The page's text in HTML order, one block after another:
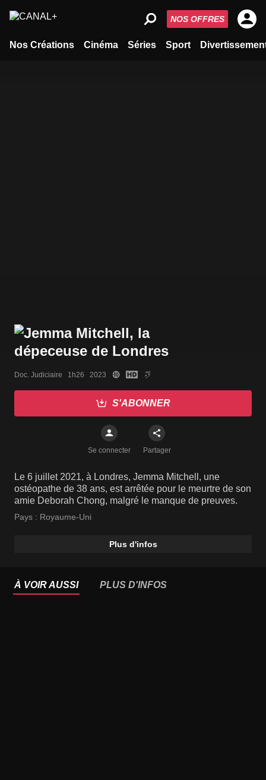
Nos Créations Cinéma Séries Sport
NOS OFFRES
Doc. Judiciaire   1h26   2023
S'ABONNER
Se connecter Partager
Le 6 juillet 2021, à Londres, Jemma Mitchell, une
ostéopathe de 38 ans, est arrêtée pour le meurtre de son
amie Deborah Chong, malgré le manque de preuves.
Pays : Royaume-Uni
Plus d'infos
À VOIR AUSSI PLUS D'INFOS